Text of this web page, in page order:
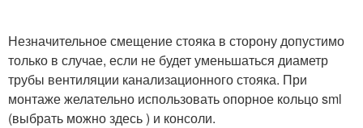
Незначительное смещение стояка в сторону допустимо
только в случае, если не будет уменьшаться диаметр
трубы вентиляции канализационного стояка. При
монтаже желательно использовать опорное кольцо sml
(выбрать можно здесь ) и консоли.